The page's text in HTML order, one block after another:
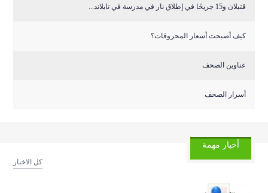
قتيلان و15 جريحًا في إطلاق نار في مدرسة في تايلاند...
كيف أصبحت أسعار المحروقات؟
عناوين الصحف
أسرار الصحف
أخبار مهمة
كل الاخبار